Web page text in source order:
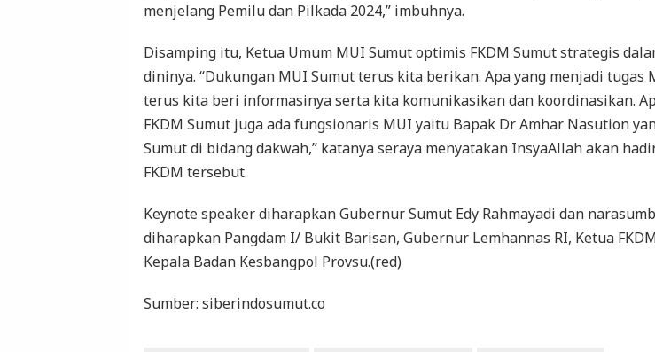
menjelang Pemilu dan Pilkada 2024,” imbuhnya.
Disamping itu, Ketua Umum MUI Sumut optimis FKDM Sumut strategis
dininya. “Dukungan MUI Sumut terus kita berikan. Apa yang menjadi tugas
terus kita beri informasinya serta kita komunikasikan dan koordinasikan.
FKDM Sumut juga ada fungsionaris MUI yaitu Bapak Dr Amhar Nasution
Sumut di bidang dakwah,” katanya seraya menyatakan InsyaAllah akan
FKDM tersebut.
Keynote speaker diharapkan Gubernur Sumut Edy Rahmayadi dan
diharapkan Pangdam I/ Bukit Barisan, Gubernur Lemhannas RI, Ketua
Kepala Badan Kesbangpol Provsu.(red)
Sumber: siberindosumut.co